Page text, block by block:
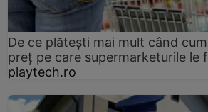
De ce plătești mai mult când
preț pe care supermarketurile le
playtech.ro